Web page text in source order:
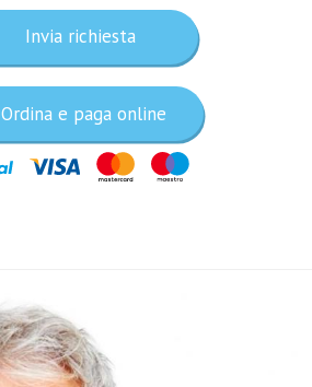
Invia richiesta
Ordina e paga online